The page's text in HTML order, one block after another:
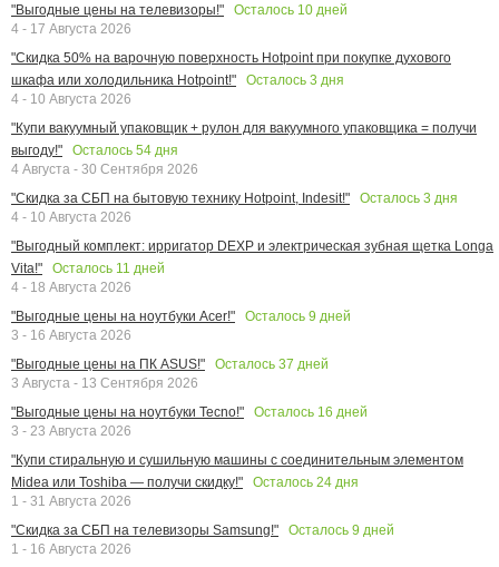
"Выгодные цены на телевизоры!"
Осталось 10 дней
4 - 17 Августа 2026
"Скидка 50% на варочную поверхность Hotpoint при покупке духового
шкафа или холодильника Hotpoint!"
Осталось 3 дня
4 - 10 Августа 2026
"Купи вакуумный упаковщик + рулон для вакуумного упаковщика = получи
выгоду!"
Осталось 54 дня
4 Августа - 30 Сентября 2026
"Скидка за СБП на бытовую технику Hotpoint, Indesit!"
Осталось 3 дня
4 - 10 Августа 2026
"Выгодный комплект: ирригатор DEXP и электрическая зубная щетка Longa
Vita!"
Осталось 11 дней
4 - 18 Августа 2026
"Выгодные цены на ноутбуки Acer!"
Осталось 9 дней
3 - 16 Августа 2026
"Выгодные цены на ПК ASUS!"
Осталось 37 дней
3 Августа - 13 Сентября 2026
"Выгодные цены на ноутбуки Tecno!"
Осталось 16 дней
3 - 23 Августа 2026
"Купи стиральную и сушильную машины с соединительным элементом
Midea или Toshiba — получи скидку!"
Осталось 24 дня
1 - 31 Августа 2026
"Скидка за СБП на телевизоры Samsung!"
Осталось 9 дней
1 - 16 Августа 2026